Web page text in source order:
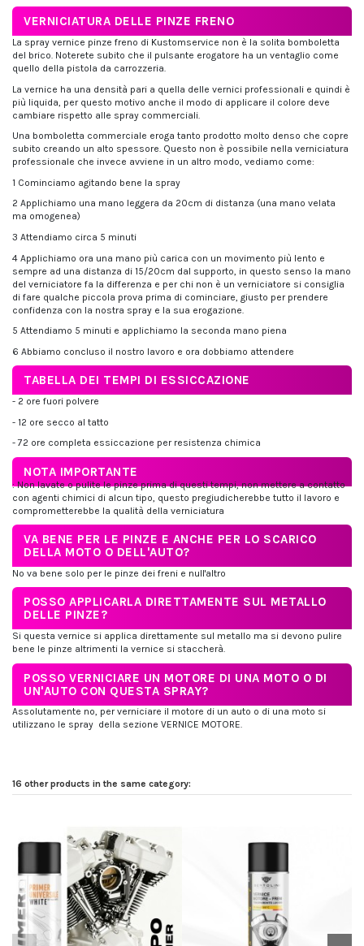
VERNICIATURA DELLE PINZE FRENO
La spray vernice pinze freno di Kustomservice non è la solita bomboletta
del brico. Noterete subito che il pulsante erogatore ha un ventaglio come
quello della pistola da carrozzeria.
La vernice ha una densità pari a quella delle vernici professionali e quindi è
più liquida, per questo motivo anche il modo di applicare il colore deve
cambiare rispetto alle spray commerciali.
Una bomboletta commerciale eroga tanto prodotto molto denso che copre
subito creando un alto spessore. Questo non è possibile nella verniciatura
professionale che invece avviene in un altro modo, vediamo come:
1 Cominciamo agitando bene la spray
2 Applichiamo una mano leggera da 20cm di distanza (una mano velata
ma omogenea)
3 Attendiamo circa 5 minuti
4 Applichiamo ora una mano più carica con un movimento più lento e
sempre ad una distanza di 15/20cm dal supporto, in questo senso la mano
del verniciatore fa la differenza e per chi non è un verniciatore si consiglia
di fare qualche piccola prova prima di cominciare, giusto per prendere
confidenza con la nostra spray e la sua erogazione.
5 Attendiamo 5 minuti e applichiamo la seconda mano piena
6 Abbiamo concluso il nostro lavoro e ora dobbiamo attendere
TABELLA DEI TEMPI DI ESSICCAZIONE
- 2 ore fuori polvere
- 12 ore secco al tatto
- 72 ore completa essiccazione per resistenza chimica
NOTA IMPORTANTE
: Non lavate o pulite le pinze prima di questi tempi, non mettere a contatto
con agenti chimici di alcun tipo, questo pregiudicherebbe tutto il lavoro e
comprometterebbe la qualità della verniciatura
VA BENE PER LE PINZE E ANCHE PER LO SCARICO
DELLA MOTO O DELL'AUTO?
No va bene solo per le pinze dei freni e null'altro
POSSO APPLICARLA DIRETTAMENTE SUL METALLO
DELLE PINZE?
Si questa vernice si applica direttamente sul metallo ma si devono pulire
bene le pinze altrimenti la vernice si staccherà.
POSSO VERNICIARE UN MOTORE DI UNA MOTO O DI
UN'AUTO CON QUESTA SPRAY?
Assolutamente no, per verniciare il motore di un auto o di una moto si
utilizzano le spray della sezione VERNICE MOTORE.
16 other products in the same category: